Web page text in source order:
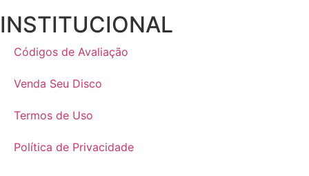
INSTITUCIONAL
Códigos de Avaliação
Venda Seu Disco
Termos de Uso
Política de Privacidade